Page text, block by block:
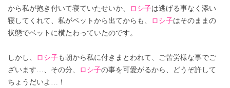
から私が抱き付いて寝ていたせいか、
ロシ子は逃げる事なく添い
寝してくれて、私がベットから出てからも、
ロシ子はそのままの
状態でベットに横たわっていたのです。
しかし、 ロシ子も朝から私に付きまとわれて、ご苦労様な事でご
ざいます…、その分、
ロシ子の事を可愛がるから、どうぞ許して
ちょうだいよ…！